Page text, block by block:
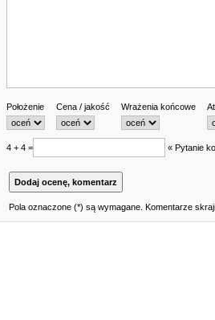
Położenie Cena / jakość Wrażenia końcowe
4 + 4 = « Pytanie
Pola oznaczone (*) są wymagane. Komentarze